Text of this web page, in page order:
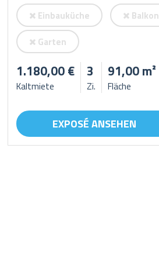
Einbauküche
Balkon
Garten
1.180,00 €
Kaltmiete
3
Zi.
91,00 m²
Fläche
EXPOSÉ ANSEHEN